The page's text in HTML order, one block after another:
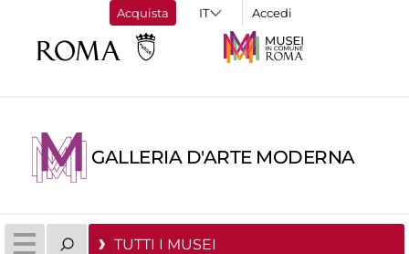
Acquista Accedi
GALLERIA D'ARTE MODERNA
TUTTI I MUSEI